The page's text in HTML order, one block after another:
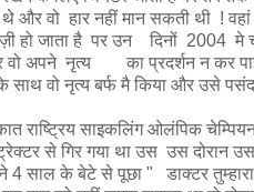
वो हार नहीं मान सकती थी !
हो जाता है पर उन दिनों 2004 मे
अपने नृत्य का प्रदर्शन न कर
साथ वो नृत्य बर्फ मै किया और उसे
साइकलिंग ओलंपिक चेम्पियन
से गिर गया था उस उस दोरान
4 साल के बेटे से पूछा " डाक्टर